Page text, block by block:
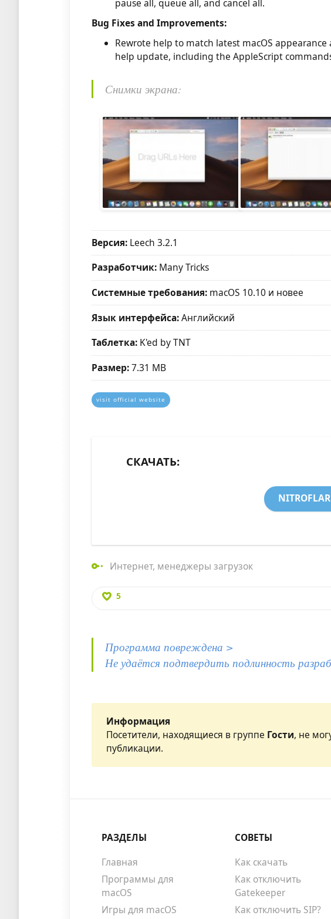
pause all, queue all, and cancel all.
Bug Fixes and Improvements:
Rewrote help to match latest macOS
help update, including the AppleScript
Снимки экрана:
Версия: Leech 3.2.1
Разработчик: Many Tricks
Системные требования: macOS 10.10 и новее
Язык интерфейса:Английский
Таблетка: K'ed by TNT
Размер:7.31 MB
visit official website
СКАЧАТЬ:
Интернет, менеджеры загрузок
5
Программа повреждена >
Не удаётся подтвердить подлинность
Информация
Посетители, находящиеся в группе Гости, не
публикации.
РАЗДЕЛЫ
Главная
Программы для
macOS
Игры для macOS
СОВЕТЫ
Как скачать
Как отключить
Gatekeeper
Как отключить SIP?